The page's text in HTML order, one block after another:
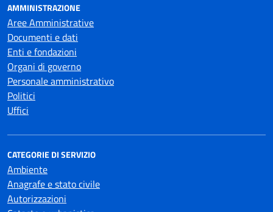
AMMINISTRAZIONE
Aree Amministrative
Documenti e dati
Enti e fondazioni
Organi di governo
Personale amministrativo
Politici
Uffici
CATEGORIE DI SERVIZIO
Ambiente
Anagrafe e stato civile
Autorizzazioni